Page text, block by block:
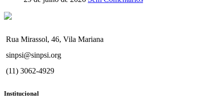
Rua Mirassol, 46, Vila Mariana
sinpsi@sinpsi.org
(11) 3062-4929
Institucional